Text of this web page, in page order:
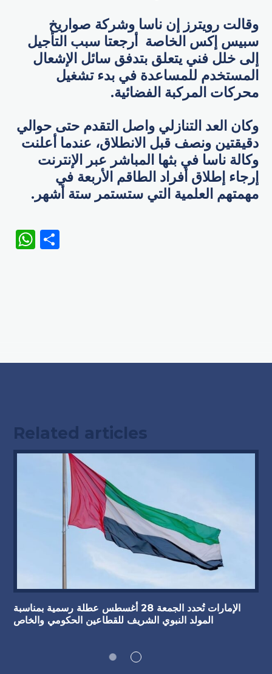
وقالت رويترز إن ناسا وشركة صواريخ
سبيس إكس الخاصة أرجعتا سبب التأجيل
إلى خلل فني يتعلق بتدفق سائل الإشعال
المستخدم للمساعدة في بدء تشغيل
محركات المركبة الفضائية.
وكان العد التنازلي واصل التقدم حتى حوالي
دقيقتين ونصف قبل الانطلاق، عندما أعلنت
وكالة ناسا في بثها المباشر عبر الإنترنت
إرجاء إطلاق أفراد الطاقم الأربعة في
مهمتهم العلمية التي ستستمر ستة أشهر.
WhatsApp
Related articles
الإمارات تُحدد الجمعة 28 أغسطس عطلة رسمية بمناسبة
المولد النبوي الشريف للقطاعين الحكومي والخاص